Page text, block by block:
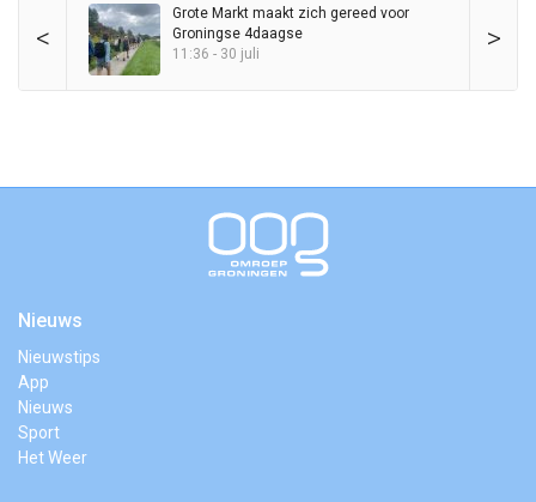
< >
Grote Markt maakt zich gereed voor
Groningse 4daagse
11:36 - 30 juli
Nieuws
Nieuwstips
App
Nieuws
Sport
Het Weer